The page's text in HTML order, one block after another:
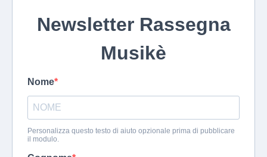
Newsletter Rassegna
Musikè
Nome
Personalizza questo testo di aiuto opzionale prima di pubblicare
il modulo.